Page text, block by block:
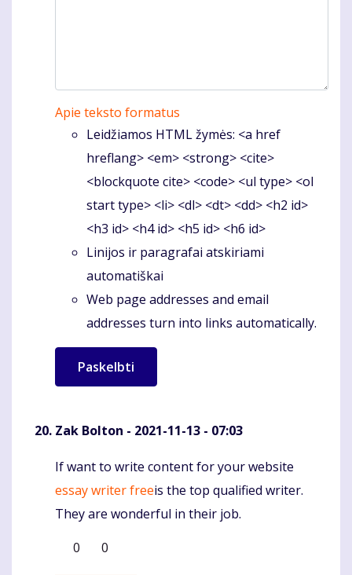
Apie teksto formatus
Leidžiamos HTML žymės: <a href
hreflang> <em> <strong> <cite>
<blockquote cite> <code> <ul type> <ol
start type> <li> <dl> <dt> <dd> <h2 id>
<h3 id> <h4 id> <h5 id> <h6 id>
Linijos ir paragrafai atskiriami
automatiškai
Web page addresses and email
addresses turn into links automatically.
Zak Bolton - 2021-11-13 - 07:03
Komentaras
If want to write content for your website
essay writer freeis the top qualified writer.
They are wonderful in their job.
0
0